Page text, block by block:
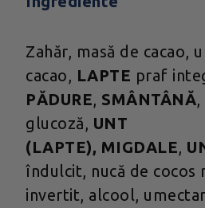
Zahăr, masă de cacao,
cacao, LAPTE praf
PĂDURE, SMÂNTÂNĂ
glucoză, UNT
(LAPTE), MIGDALE,
îndulcit, nucă de cocos
invertit, alcool,